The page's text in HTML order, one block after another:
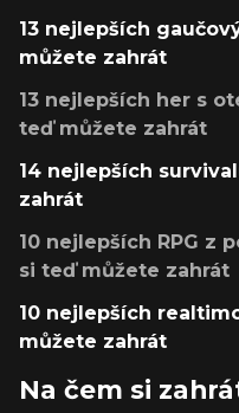
13 nejlepších
můžete zahrát
13 nejlepších her s
teď můžete zahrát
14 nejlepších
zahrát
10 nejlepších RPG z
si teď můžete zahrát
10 nejlepších
můžete zahrát
Na čem si